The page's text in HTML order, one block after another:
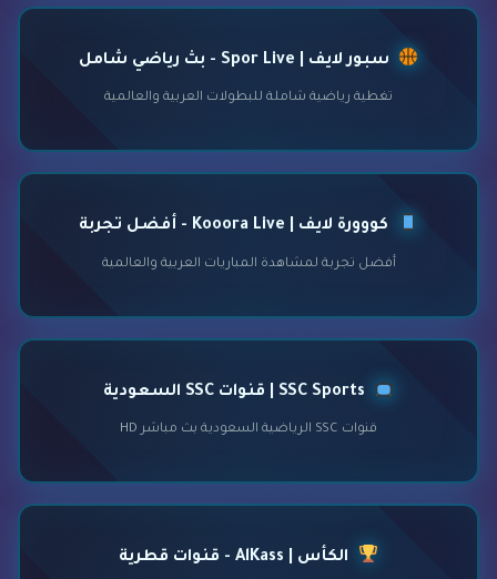
سبور لايف | Spor Live - بث رياضي شامل
تغطية رياضية شاملة للبطولات العربية والعالمية
كووورة لايف | Kooora Live - أفضل تجربة
أفضل تجربة لمشاهدة المباريات العربية والعالمية
قنوات SSC الرياضية السعودية بث مباشر HD
الكأس | AlKass - قنوات قطرية